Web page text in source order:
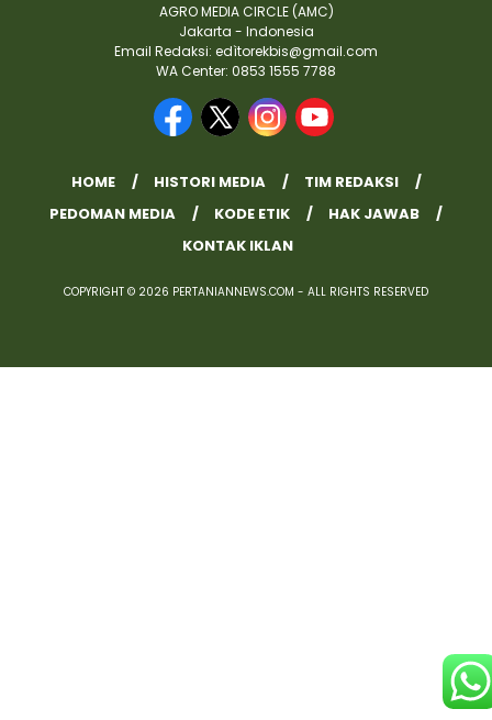
AGRO MEDIA CIRCLE (AMC)
Jakarta - Indonesia
Email Redaksi: edìtorekbis@gmail.com
WA Center: 0853 1555 7788
HOME HISTORI MEDIA
TIM REDAKSI
PEDOMAN MEDIA
KODE ETIK
HAK JAWAB
KONTAK IKLAN
COPYRIGHT © 2026 PERTANIANNEWS.COM - ALL RIGHTS RESERVED